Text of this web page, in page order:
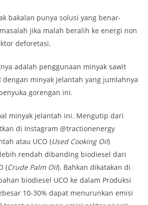
bakalan punya solusi yang benar-
jika malah beralih ke energi non
deforetasi.
adalah penggunaan minyak sawit
dengan minyak jelantah yang jumlahnya
gorengan ini.
minyak jelantah ini. Mengutip dari
di Instagram @tractionenergy
atau UCO (Used Cooking Oil)
rendah dibanding biodiesel dari
(Crude Palm Oil). Bahkan dikatakan di
biodiesel UCO ke dalam Produksi
10-30% dapat menurunkan emisi